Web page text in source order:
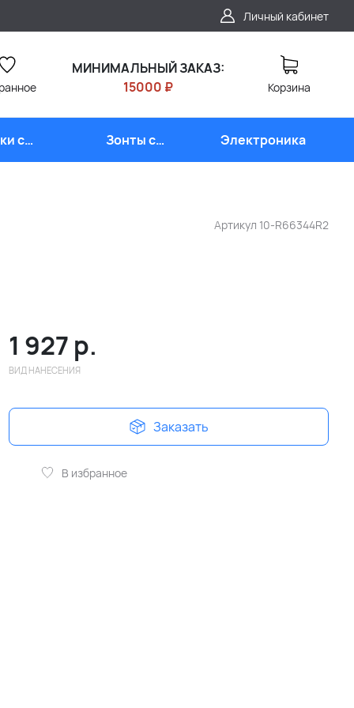
Личный кабинет
МИНИМАЛЬНЫЙ ЗАКАЗ:
15000 ₽
Корзина
с
Зонты с
логотипом
Электроника
Артикул 10-R66344R2
1 927 р.
ВИД НАНЕСЕНИЯ
Заказать
В избранное